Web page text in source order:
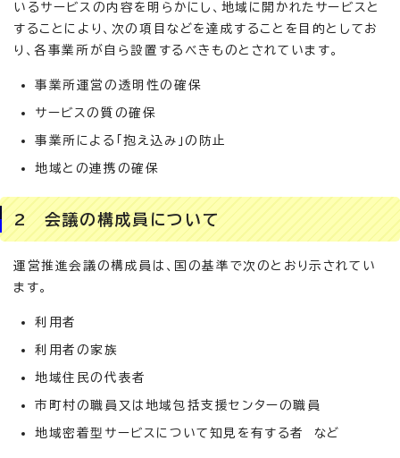
いるサービスの内容を明らかにし、地域に開かれたサービスと
することにより、次の項目などを達成することを目的としてお
り、各事業所が自ら設置するべきものとされています。
事業所運営の透明性の確保
サービスの質の確保
事業所による「抱え込み」の防止
地域との連携の確保
2 会議の構成員について
運営推進会議の構成員は、国の基準で次のとおり示されてい
ます。
利用者
利用者の家族
地域住民の代表者
市町村の職員又は地域包括支援センターの職員
地域密着型サービスについて知見を有する者 など